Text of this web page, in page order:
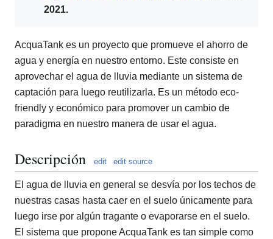
2021.
AcquaTank es un proyecto que promueve el ahorro de
agua y energía en nuestro entorno. Este consiste en
aprovechar el agua de lluvia mediante un sistema de
captación para luego reutilizarla. Es un método eco-
friendly y económico para promover un cambio de
paradigma en nuestro manera de usar el agua.
Descripción edit edit source
El agua de lluvia en general se desvía por los techos de
nuestras casas hasta caer en el suelo únicamente para
luego irse por algún tragante o evaporarse en el suelo.
El sistema que propone AcquaTank es tan simple como